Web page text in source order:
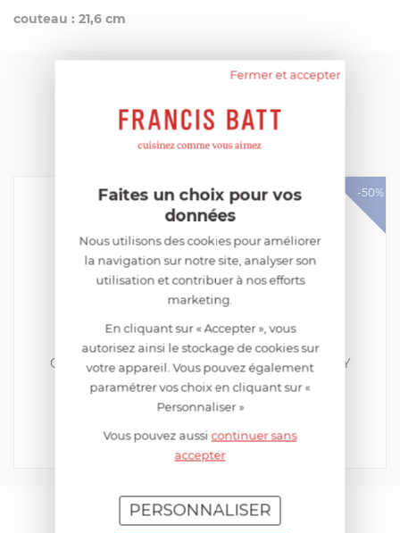
couteau : 21,6 cm
FRANCIS BATT RECOMMANDE
PRODUITS CONSEILLÉS
CHROMA
Couteau Santoku 17.8 cm TURBO DESIGN BY
F.A.PORSCHE
EN STOCK - ENVOI SOUS 24/48H
-50%
AIDE AU CHOIX
Fermer et accepter
Faites un choix pour vos
données
Nous utilisons des cookies pour améliorer
la navigation sur notre site, analyser son
utilisation et contribuer à nos efforts
marketing.
En cliquant sur « Accepter », vous
autorisez ainsi le stockage de cookies sur
votre appareil. Vous pouvez également
paramétrer vos choix en cliquant sur «
Personnaliser »
Vous pouvez aussicontinuer sans
accepter
PERSONNALISER